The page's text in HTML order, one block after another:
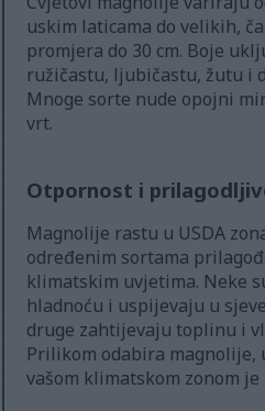
uskim laticama do velikih,
promjera do 30 cm. Boje
ružičastu, ljubičastu, žutu i
Mnoge sorte nude opojni
vrt.
Otpornost i
Magnolije rastu u USDA
određenim sortama
klimatskim uvjetima. Neke
hladnoću i uspijevaju u
druge zahtijevaju toplinu i
Prilikom odabira magnolije,
vašom klimatskom zonom